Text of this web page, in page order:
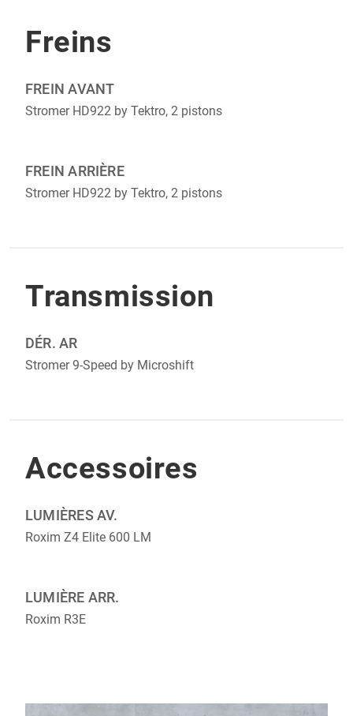
Freins
FREIN AVANT
Stromer HD922 by Tektro, 2 pistons
FREIN ARRIÈRE
Stromer HD922 by Tektro, 2 pistons
Transmission
DÉR. AR
Stromer 9-Speed by Microshift
Accessoires
LUMIÈRES AV.
Roxim Z4 Elite 600 LM
LUMIÈRE ARR.
Roxim R3E